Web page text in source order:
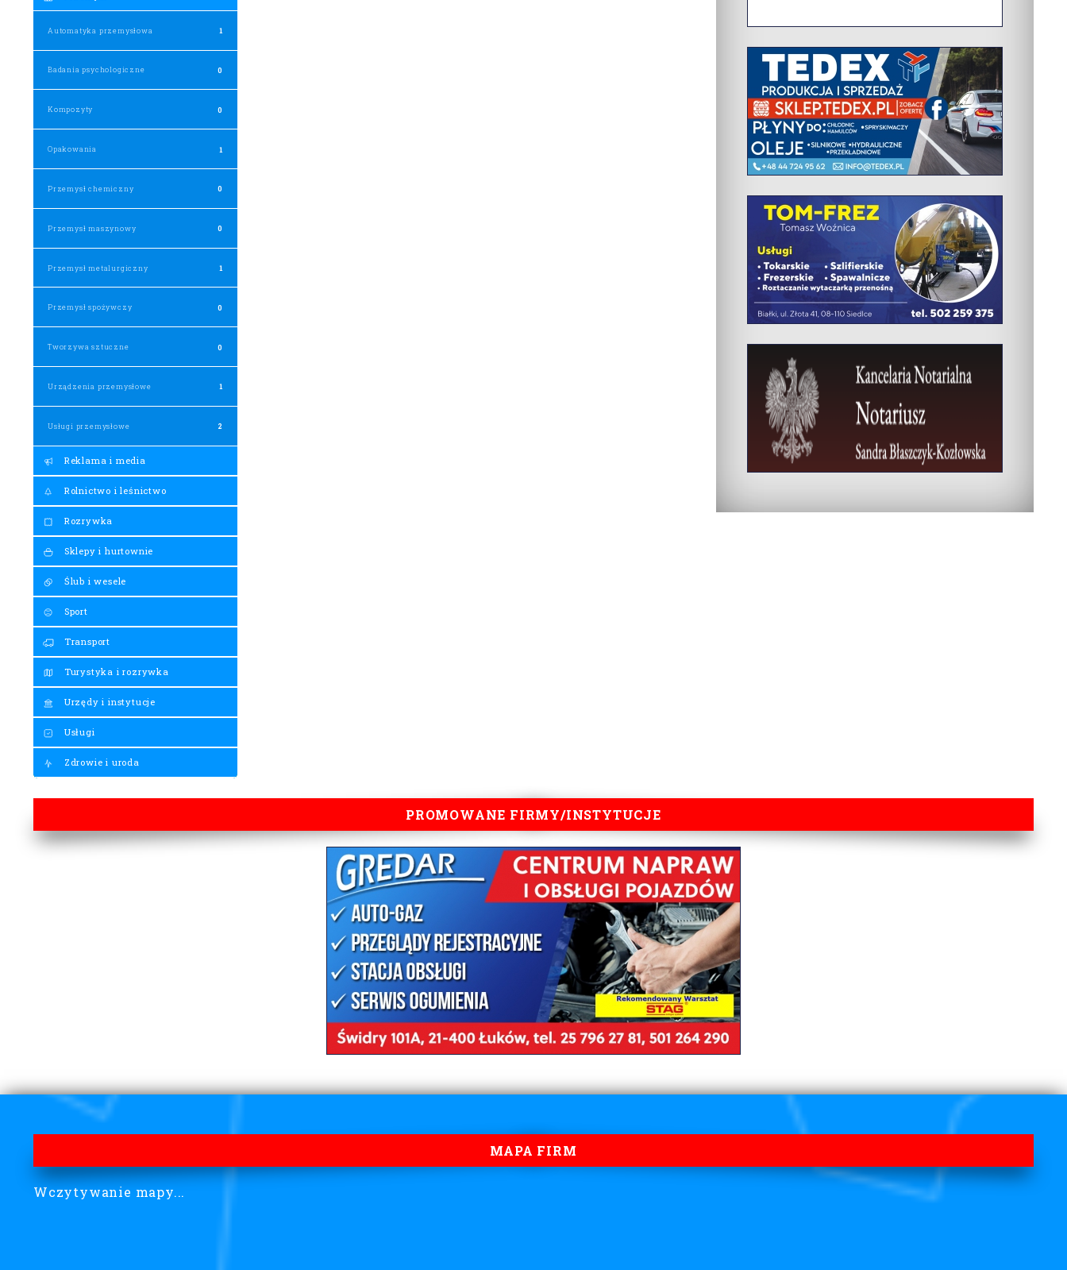
Automatyka przemysłowa 1
Badania psychologiczne 0
Kompozyty 0
Opakowania 1
Przemysł chemiczny 0
Przemysł maszynowy 0
Przemysł metalurgiczny 1
Przemysł spożywczy 0
Tworzywa sztuczne 0
Urządzenia przemysłowe 1
Usługi przemysłowe 2
Reklama i media
Rolnictwo i leśnictwo
Rozrywka
Sklepy i hurtownie
Ślub i wesele
Sport
Transport
Turystyka i rozrywka
Urzędy i instytucje
Usługi
Zdrowie i uroda
PROMOWANE FIRMY/INSTYTUCJE
MAPA FIRM
Wczytywanie mapy...